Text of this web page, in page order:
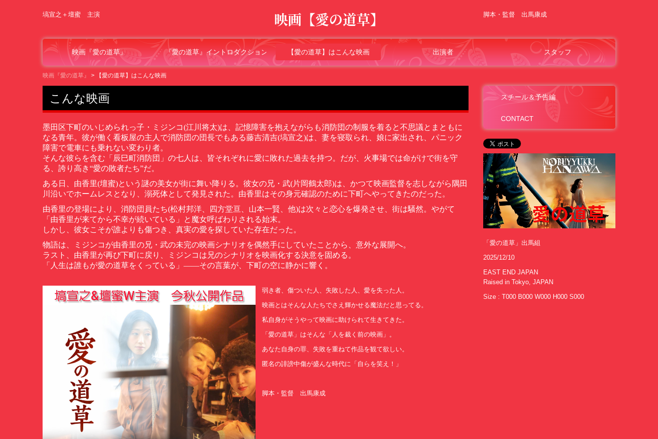
塙宣之＋壇蜜 主演 映画【愛の道草】 脚本・監督 出馬康成
映画『愛の道草』 『愛の道草』イントロダクション 【愛の道草】はこんな映画 出演者 スタッフ
映画『愛の道草』 【愛の道草】はこんな映画
こんな映画
墨田区下町のいじめられっ子・ミジンコ(江川将太)は、記憶障害を抱えながらも消防団の制服を着ると不思議とまともに
なる青年。彼が働く看板屋の主人で消防団の団長でもある藤吉清吉(塙宣之)は、妻を寝取られ、娘に家出され、パニック
障害で電車にも乗れない変わり者。
そんな彼らを含む「辰巳町消防団」の七人は、皆それぞれに愛に敗れた過去を持つ。だが、火事場では命がけで街を守
る、誇り高き“愛の敗者たち”だ。
ある日、由香里(壇蜜)という謎の美女が街に舞い降りる。彼女の兄・武(片岡鶴太郎)は、かつて映画監督を志しながら隅田
川沿いでホームレスとなり、溺死体として発見された。由香里はその身元確認のために下町へやってきたのだった。
由香里の登場により、消防団員たち(松村邦洋、四方堂亘、山本一賢、他)は次々と恋心を爆発させ、街は騒然。やがて
「由香里が来てから不幸が続いている」と魔女呼ばわりされる始末。
しかし、彼女こそが誰よりも傷つき、真実の愛を探していた存在だった。
物語は、ミジンコが由香里の兄・武の未完の映画シナリオを偶然手にしていたことから、意外な展開へ。
ラスト、由香里が再び下町に戻り、ミジンコは兄のシナリオを映画化する決意を固める。
「人生は誰もが愛の道草をくっている」 ——その言葉が、下町の空に静かに響く。
弱き者、傷ついた人、失敗した人、愛を失った人。
映画とはそんな人たちでさえ輝かせる魔法だと思ってる。
私自身がそうやって映画に助けられて生きてきた。
「愛の道草」はそんな「人を裁く前の映画」。
あなた自身の罪、失敗を重ねて作品を観て欲しい。
匿名の誹謗中傷が盛んな時代に「自らを笑え！」
脚本・監督 出馬康成
スチール＆予告編
CONTACT
「愛の道草」出馬組
2025/12/10
EAST END JAPAN
Raised in Tokyo, JAPAN
Size : T000 B000 W000 H000 S000